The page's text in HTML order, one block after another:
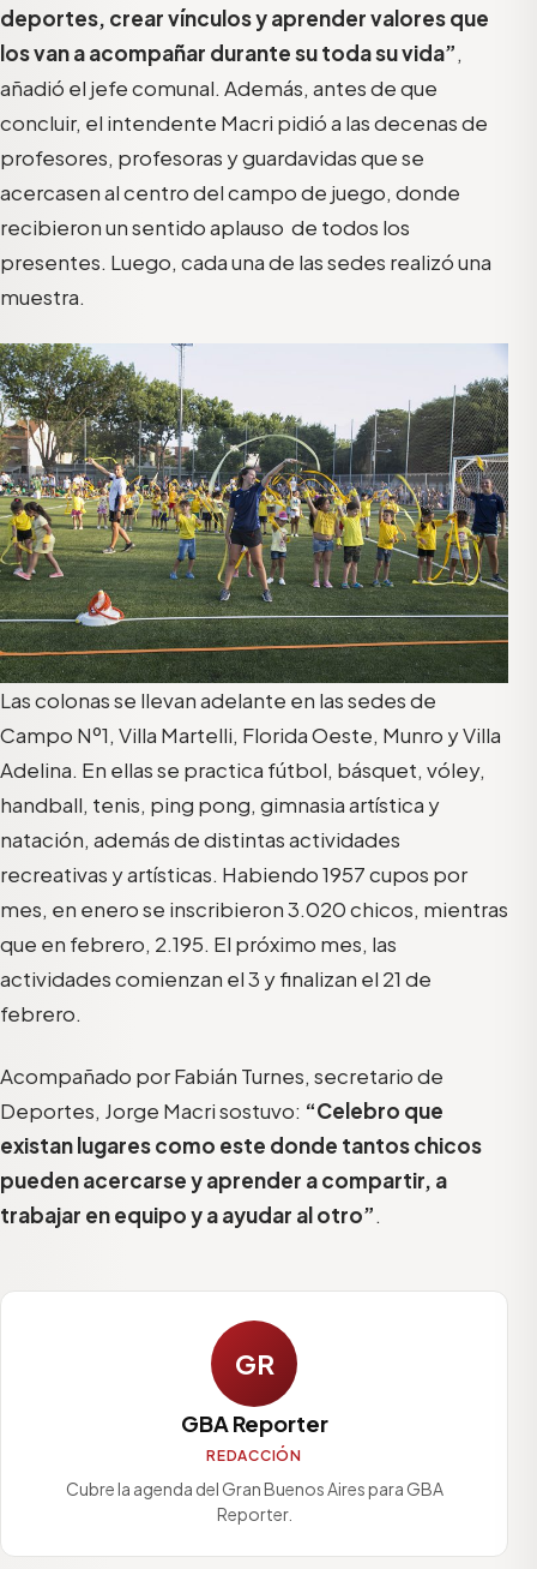
deportes, crear vínculos y aprender valores que
los van a acompañar durante su toda su vida”,
añadió el jefe comunal. Además, antes de que
concluir, el intendente Macri pidió a las decenas de
profesores, profesoras y guardavidas que se
acercasen al centro del campo de juego, donde
recibieron un sentido aplauso de todos los
presentes. Luego, cada una de las sedes realizó una
muestra.
Las colonas se llevan adelante en las sedes de
Campo Nº1, Villa Martelli, Florida Oeste, Munro y Villa
Adelina. En ellas se practica fútbol, básquet, vóley,
handball, tenis, ping pong, gimnasia artística y
natación, además de distintas actividades
recreativas y artísticas. Habiendo 1957 cupos por
mes, en enero se inscribieron 3.020 chicos, mientras
que en febrero, 2.195. El próximo mes, las
actividades comienzan el 3 y finalizan el 21 de
febrero.
Acompañado por Fabián Turnes, secretario de
Deportes, Jorge Macri sostuvo: “Celebro que
existan lugares como este donde tantos chicos
pueden acercarse y aprender a compartir, a
trabajar en equipo y a ayudar al otro”.
GR
GBA Reporter
REDACCIÓN
Cubre la agenda del Gran Buenos Aires para GBA
Reporter.